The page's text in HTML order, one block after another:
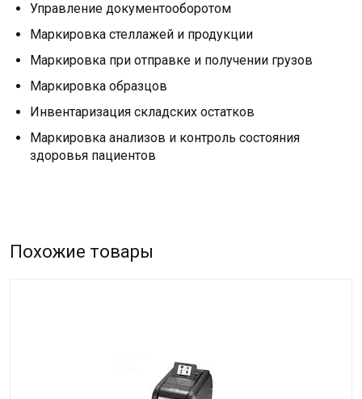
Управление документооборотом
Маркировка стеллажей и продукции
Маркировка при отправке и получении грузов
Маркировка образцов
Инвентаризация складских остатков
Маркировка анализов и контроль состояния
здоровья пациентов
Похожие товары